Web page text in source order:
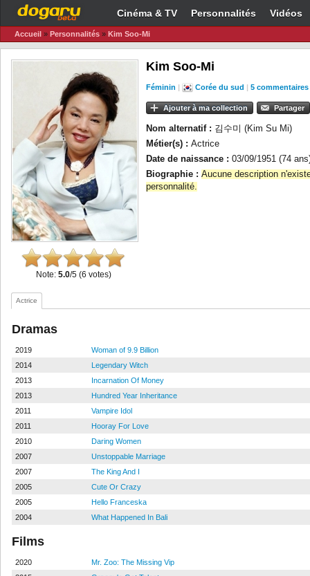
Cinéma & TV Personnalités Vidéos
Accueil » Personnalités » Kim Soo-Mi
Note: 5.0/5 (6 votes)
Kim Soo-Mi
Féminin | Corée du sud | 5 commentaires
Ajouter à ma collection Partager
Nom alternatif : 김수미 (Kim Su Mi)
Métier(s) : Actrice
Date de naissance : 03/09/1951 (74
Biographie : Aucune description
personnalité.
Actrice
Dramas
2019
Woman of 9.9 Billion
2014
Legendary Witch
2013
Incarnation Of Money
2013
Hundred Year Inheritance
2011
Vampire Idol
2011
Hooray For Love
2010
Daring Women
2007
Unstoppable Marriage
2007
The King And I
2005
Cute Or Crazy
2005
Hello Franceska
2004
What Happened In Bali
Films
2020
Mr. Zoo: The Missing Vip